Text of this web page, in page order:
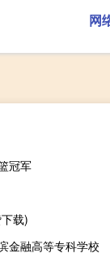
网
冠军
载)
金融高等专科学校